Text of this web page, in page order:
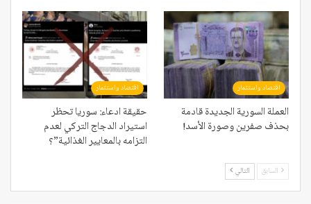
اقتصاد واستثمار
العملة السورية الجديدة قادمة
بحذف صفرين وصورة الأسد!
اقتصاد واستثمار
حقيقة ادعاء: سوريا تحظر
استيراد الدجاج التركي لعدم
التزامه بالمعايير الغذائية”؟
السابق التالي